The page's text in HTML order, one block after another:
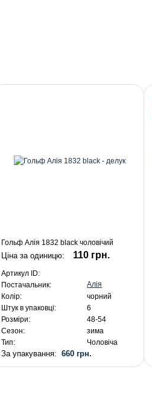
Гольф Алія 1832 black чоловічий
Ціна за одиницю: 110 грн.
Артикул ID:
Постачальник:
Алія
Колір:
чорний
Штук в упаковці:
6
Розміри:
48-54
Сезон:
зима
Тип:
Чоловіча
За упакування:660 грн.